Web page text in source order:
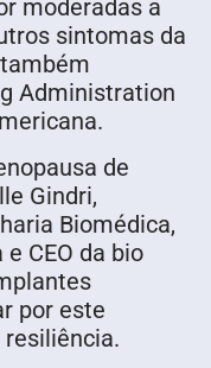
moderadas a
sintomas da
Administration
de
Gindri,
Biomédica,
CEO da bio
por este